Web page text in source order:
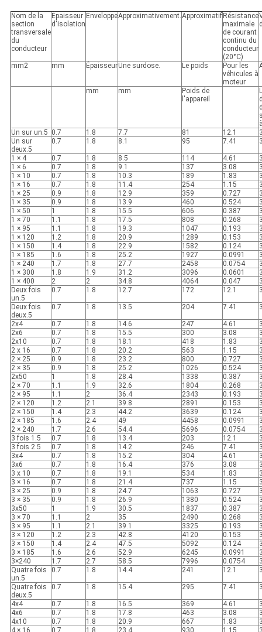
Nom de la
section
transversale
du
conducteur
Épaisseur
d'isolation
EnveloppeApproximativement.Approximatif Résistance
maximale
de courant
continu du
conducteur
(20°C)
mm2 mm ÉpaisseurUne surdose. Le poids
Pour les
véhicules à
moteur
mm mm
Poids de
l'appareil
Un sur un.5 0.7 1.8 7.7 81 12.1
Un sur
deux.5
0.7 1.8 8.1 95 7.41
1 × 4 0.7 1.8 8.5 114 4.61
1 × 6
0.7 1.8 9.1 137 3.08
1 × 10
0.7 1.8 10.3 189 1.83
1 × 16
0.7 1.8 11.4 254 1.15
1 × 25
0.9 1.8 12.9 359 0.727
1 × 35
0.9 1.8 13.9 460 0.524
1 × 50
1 1.8 15.5 606 0.387
1 × 70
1.1 1.8 17.5 808 0.268
1 × 95
1.1 1.8 19.3 1047 0.193
1 × 120
1.2 1.8 20.9 1289 0.153
1 × 150
1.4 1.8 22.9 1582 0.124
1 × 185
1.6 1.8 25.2 1927 0.0991
1 × 240
1.7 1.8 27.7 2458 0.0754
1 × 300
1.8 1.9 31.2 3096 0.0601
1 × 400
2 2 34.8 4064 0.047
Deux fois
un.5
0.7 1.8 12.7 172 12.1
Deux fois
deux.5
0.7 1.8 13.5 204 7.41
2x4 0.7 1.8 14.6 247 4.61
2x6
0.7 1.8 15.5 300 3.08
2x10
0.7 1.8 18.1 418 1.83
2 x 16
0.7 1.8 20.2 563 1.15
2 × 25
0.9 1.8 23.2 800 0.727
2 × 35
0.9 1.8 25.2 1026 0.524
2x50
1 1.8 28.4 1338 0.387
2 × 70
1.1 1.9 32.6 1804 0.268
2 × 95
1.1 2 36.4 2343 0.193
2 × 120
1.2 2.1 39.8 2891 0.153
2 × 150
1.4 2.3 44.2 3639 0.124
2 × 185
1.6 2.4 49 4458 0.0991
2 × 240
1.7 2.6 54.4 5696 0.0754
3 fois 1.5
0.7 1.8 13.4 203 12.1
3 fois 2.5
0.7 1.8 14.2 246 7.41
3x4
0.7 1.8 15.2 304 4.61
3x6
0.7 1.8 16.4 376 3.08
3 x 10
0.7 1.8 19.1 534 1.83
3 × 16
0.7 1.8 21.4 737 1.15
3 × 25
0.9 1.8 24.7 1063 0.727
3 × 35
0.9 1.8 26.9 1380 0.524
3x50
1 1.9 30.5 1837 0.387
3 × 70
1.1 2 35 2490 0.268
3 × 95
1.1 2.1 39.1 3325 0.193
3 × 120
1.2 2.3 42.8 4120 0.153
3 × 150
1.4 2.4 47.5 5092 0.124
3 × 185
1.6 2.6 52.9 6245 0.0991
3×240
1.7 2.7 58.5 7996 0.0754
Quatre fois
un.5
0.7 1.8 14.4 241 12.1
Quatre fois
deux.5
0.7 1.8 15.4 295 7.41
4x4 0.7 1.8 16.5 369 4.61
4x6
0.7 1.8 17.8 463 3.08
4x10
0.7 1.8 20.9 667 1.83